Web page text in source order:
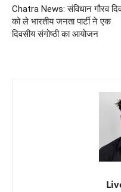
Chatra News: संविधान गौरव
को ले भारतीय जनता पार्टी ने एक
दिवसीय संगोष्ठी का आयोजन